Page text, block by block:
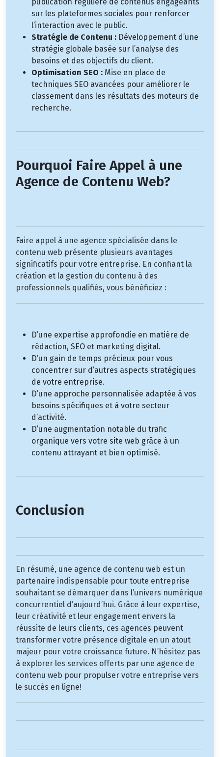
sur les plateformes sociales pour renforcer
l’interaction avec le public.
Stratégie de Contenu : Développement d’une
stratégie globale basée sur l’analyse des
besoins et des objectifs du client.
Optimisation SEO : Mise en place de
techniques SEO avancées pour améliorer le
classement dans les résultats des moteurs de
recherche.
Pourquoi Faire Appel à une
Agence de Contenu Web?
Faire appel à une agence spécialisée dans le
contenu web présente plusieurs avantages
significatifs pour votre entreprise. En confiant la
création et la gestion du contenu à des
professionnels qualifiés, vous bénéficiez :
D’une expertise approfondie en matière de
rédaction, SEO et marketing digital.
D’un gain de temps précieux pour vous
concentrer sur d’autres aspects stratégiques
de votre entreprise.
D’une approche personnalisée adaptée à vos
besoins spécifiques et à votre secteur
d’activité.
D’une augmentation notable du trafic
organique vers votre site web grâce à un
contenu attrayant et bien optimisé.
Conclusion
En résumé, une agence de contenu web est un
partenaire indispensable pour toute entreprise
souhaitant se démarquer dans l’univers numérique
concurrentiel d’aujourd’hui. Grâce à leur expertise,
leur créativité et leur engagement envers la
réussite de leurs clients, ces agences peuvent
transformer votre présence digitale en un atout
majeur pour votre croissance future. N’hésitez pas
à explorer les services offerts par une agence de
contenu web pour propulser votre entreprise vers
le succès en ligne!